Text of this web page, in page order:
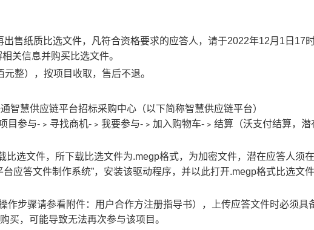
售纸质比选文件，凡符合资格要求的应答人，请于2022年12月1日17
关信息并购买比选文件。
整），按项目收取，售后不退。
智慧供应链平台招标采购中心（以下简称智慧供应链平台）
目参与-﹥寻找商机-﹥我要参与-﹥加入购物车-﹥结算（沃支付结算，潜
比选文件，所下载比选文件为.megp格式，为加密文件，潜在应答人须
应答文件制作系统”，安装该驱动程序，并以此打开.megp格式比选文
作步骤请参看附件：用户合作方注册指导书），上传应答文件时必须具
买，可能导致无法再次参与该项目。